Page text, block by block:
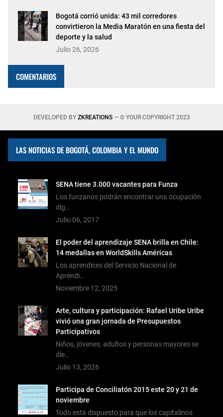
Bogotá corrió unida: 43 mil corredores
convirtieron la Media Maratón en una fiesta del
deporte y la salud
Julio 26, 2026
COMENTARIOS
DEVELOPED BY ZKREATIONS— © YOUR COPYRIGHT 2023
LAS NOTICIAS DE BOGOTÁ, COLOMBIA Y EL MUNDO
SENA tiene 3.000 vacantes para Funza
Los funzanos podrán encontrar una ocupación
dig…
Julio 06, 2017
El poder del aprendizaje SENA brilla en Chile:
14 medallas en WorldSkills Américas
Los aprendices del Servicio Nacional de
Aprendi…
Noviembre 12, 2025
Arte, cultura y participación: Rafael Uribe Uribe
vivió una gran jornada de Presupuestos
Participativos
Niños, jóvenes, adultos y personas mayores se
die…
Julio 13, 2026
Participa de Conciliatón 2015 este 20 y 21 de
noviembre
Todo está dispuesto para que los capitalinos